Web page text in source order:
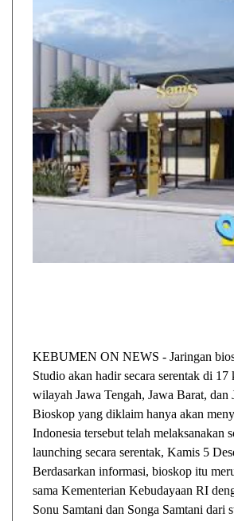
KEBUMEN ON NEWS - Jaringan
Studio akan hadir secara serentak di 17
wilayah Jawa Tengah, Jawa Barat, dan
Bioskop yang diklaim hanya akan
Indonesia tersebut telah melaksanakan
launching secara serentak, Kamis 5
Berdasarkan informasi, bioskop itu
sama Kementerian Kebudayaan RI
Sonu Samtani dan Songa Samtani dari